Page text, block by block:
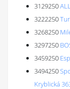
3129250
3222250
3268250
3297250
3459250
3494250
Kryblická